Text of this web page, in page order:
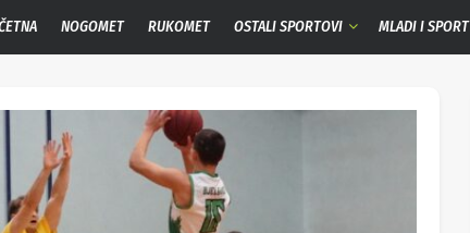
NOGOMET RUKOMET OSTALI SPORTOVI MLADI I SPORT